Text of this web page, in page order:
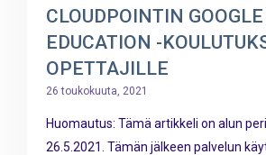
CLOUDPOINTIN
EDUCATION -
OPETTAJILLE
26 toukokuuta, 2021
Huomautus: Tämä artikkeli on alun
26.5.2021. Tämän jälkeen palvelun